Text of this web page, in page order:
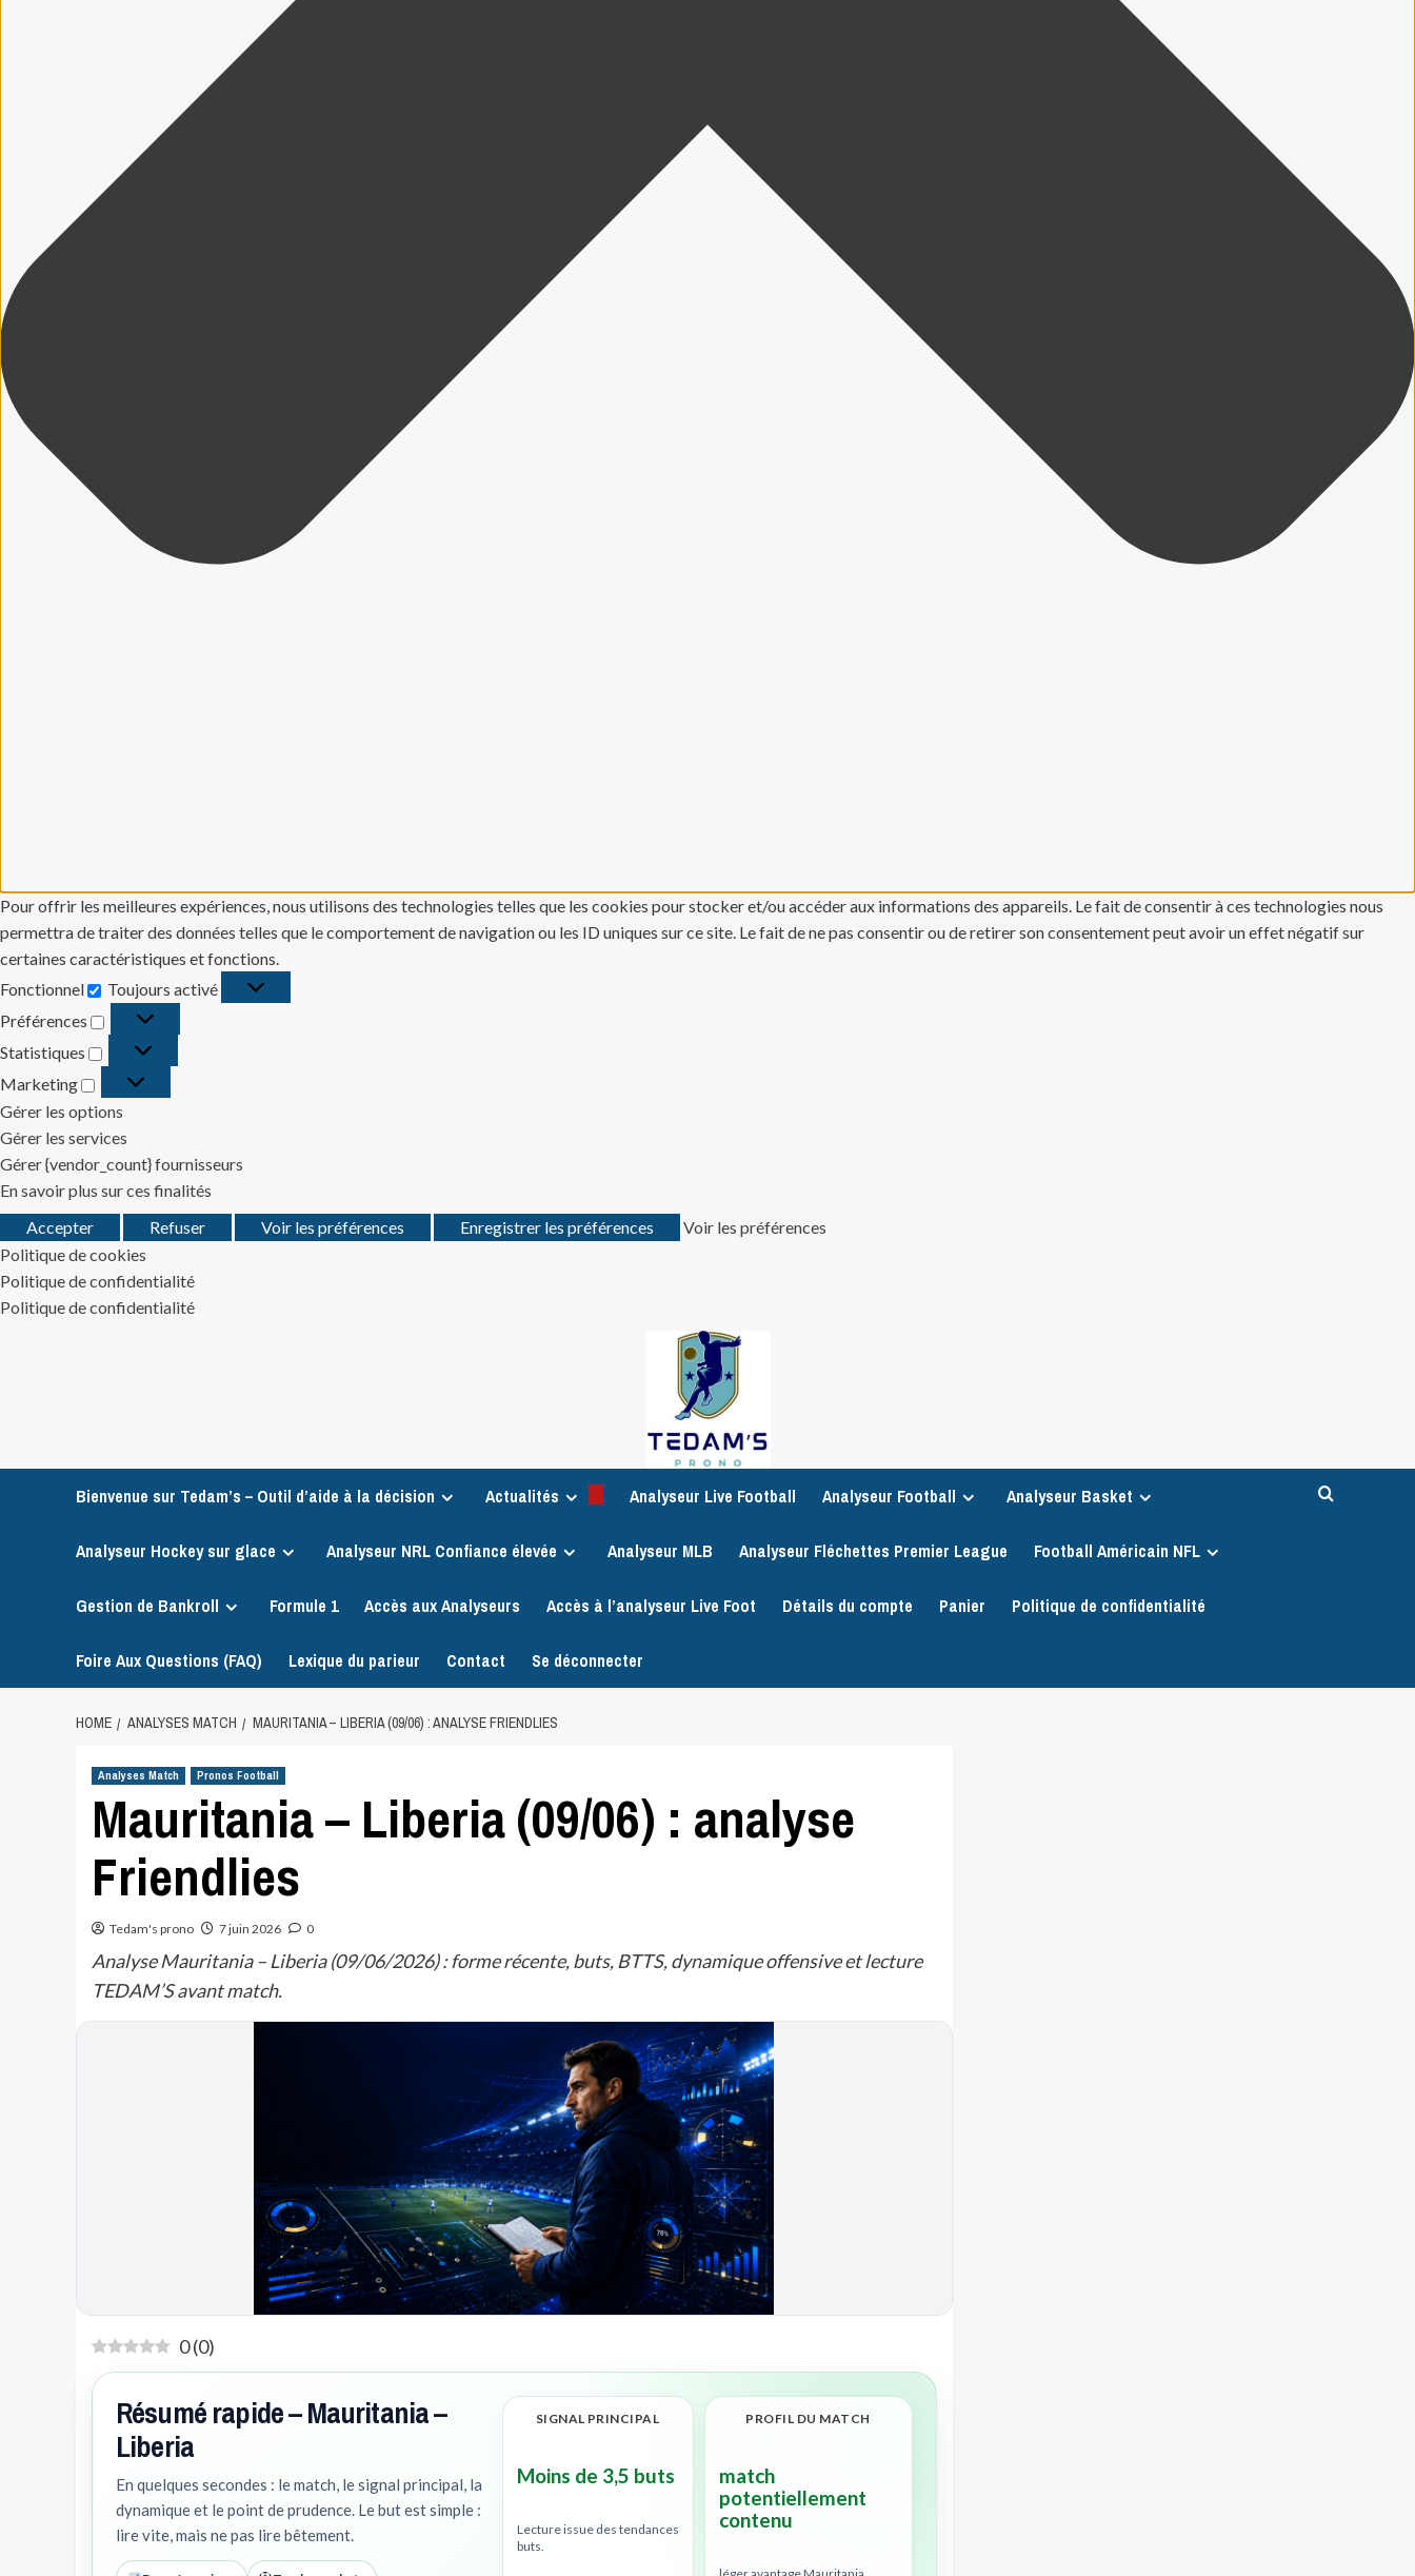
Pour offrir les meilleures expériences, nous utilisons des technologies telles que les cookies pour stocker et/ou accéder aux informations des appareils. Le fait de consentir à ces technologies nous
permettra de traiter des données telles que le comportement de navigation ou les ID uniques sur ce site. Le fait de ne pas consentir ou de retirer son consentement peut avoir un effet négatif sur
certaines caractéristiques et fonctions.
Fonctionnel
Fonctionnel
Toujours activé
Préférences
Préférences
Statistiques
Statistiques
Marketing
Marketing
Gérer les options
Gérer les services
Gérer {vendor_count} fournisseurs
En savoir plus sur ces finalités
Accepter
Refuser Voir les préférences Enregistrer les préférences
Voir les préférences
Politique de cookies
Politique de confidentialité
Politique de confidentialité
Bienvenue sur Tedam’s – Outil d’aide à la décision Actualités Analyseur Live Football Analyseur Football Analyseur Basket
Analyseur Hockey sur glace Analyseur NRL Confiance élevée Analyseur MLB Analyseur Fléchettes Premier League Football Américain NFL
Gestion de Bankroll Formule 1 Accès aux Analyseurs Accès à l’analyseur Live Foot Détails du compte Panier Politique de confidentialité
Foire Aux Questions (FAQ) Lexique du parieur Contact Se déconnecter
HOME ANALYSES MATCH MAURITANIA – LIBERIA (09/06) : ANALYSE FRIENDLIES
Analyses Match Pronos Football
Mauritania – Liberia (09/06) : analyse
Friendlies
Tedam's prono 7 juin 2026 0
Analyse Mauritania – Liberia (09/06/2026) : forme récente, buts, BTTS, dynamique offensive et lecture
TEDAM’S avant match.
0(0)
Résumé rapide – Mauritania –
Liberia
En quelques secondes : le match, le signal principal, la
dynamique et le point de prudence. Le but est simple :
lire vite, mais ne pas lire bêtement.
SIGNAL PRINCIPAL
Moins de 3,5 buts
Lecture issue des tendances
buts.
PROFIL DU MATCH
match
potentiellement
contenu